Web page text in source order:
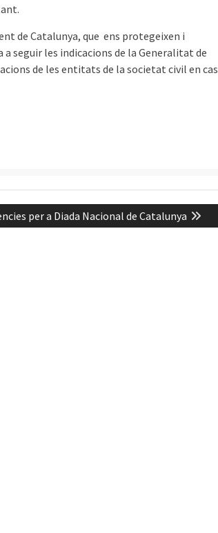
de Catalunya, que ens protegeixen i
a seguir les indicacions de la Generalitat de
de les entitats de la societat civil en cas
per a Diada Nacional de Catalunya